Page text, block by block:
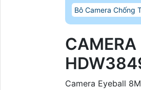
Bô Camera Chống
Camera Eyeball